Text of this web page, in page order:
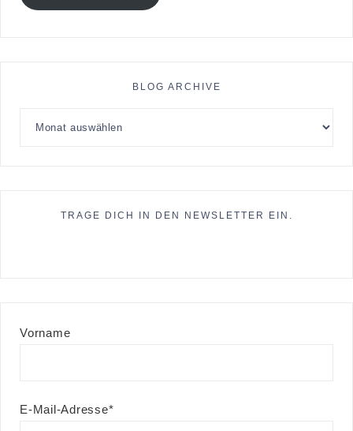
BLOG ARCHIVE
TRAGE DICH IN DEN NEWSLETTER EIN.
Vorname
E-Mail-Adresse*